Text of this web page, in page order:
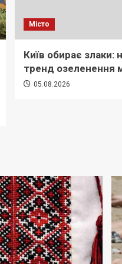
Місто
Київ обирає злаки:
тренд озеленення
05.08.2026